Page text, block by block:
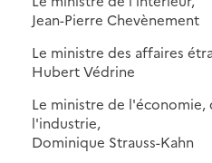
Jean-Pierre Chevènement
Le ministre des affaires
Hubert Védrine
Le ministre de l'économie,
l'industrie,
Dominique Strauss-Kahn